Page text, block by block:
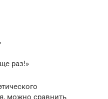
раз!»
можно сравнить